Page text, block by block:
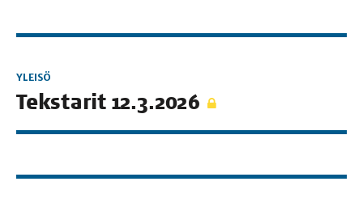
YLEISÖ
Teks­ta­rit 12.3.2026